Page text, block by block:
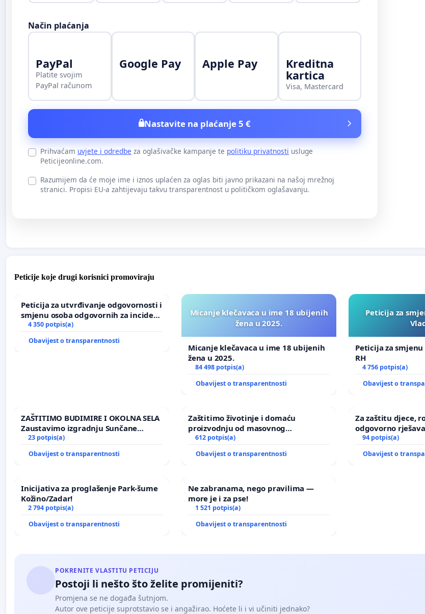
Način plaćanja
PayPal
Platite svojim
PayPal računom
Google Pay Apple Pay Kreditna
kartica
Visa, Mastercard
Nastavite na plaćanje 5 €
Prihvaćam uvjete i odredbe za oglašivačke kampanje te politiku privatnosti usluge
Peticijeonline.com.
Razumijem da će moje ime i iznos uplaćen za oglas biti javno prikazani na našoj mrežnoj
stranici. Propisi EU-a zahtijevaju takvu transparentnost u političkom oglašavanju.
Peticije koje drugi korisnici promoviraju
Peticija za utvrđivanje odgovornosti i
smjenu osoba odgovornih za incident
u Zoološkom vrtu Grada Zagreba
4 350 potpis(a)
Obavijest o transparentnosti
Micanje klečavaca u ime 18 ubijenih
žena u 2025.
Micanje klečavaca u ime 18 ubijenih
žena u 2025.
84 498 potpis(a)
Obavijest o transparentnosti
Peticija za
Peticija za
RH
4 756 potpis(a)
Obavijest o
ZAŠTITIMO BUDIMIRE I OKOLNA SELA
Zaustavimo izgradnju Sunčane
elektrane Vedrine na području
23 potpis(a)
Obavijest o transparentnosti
Zaštitimo životinje i domaću
proizvodnju od masovnog
uništavanja zbog afričke svinjske
612 potpis(a)
Obavijest o transparentnosti
Za zaštitu djece,
odgovorno
nasilja
94 potpis(a)
Obavijest o
Inicijativa za proglašenje Park-šume
Kožino/Zadar!
2 794 potpis(a)
Obavijest o transparentnosti
Ne zabranama, nego pravilima —
more je i za pse!
1 521 potpis(a)
Obavijest o transparentnosti
POKRENITE VLASTITU PETICIJU
Postoji li nešto što želite promijeniti?
Promjena se ne događa šutnjom.
Autor ove peticije suprotstavio se i angažirao. Hoćete li i vi učiniti jednako?